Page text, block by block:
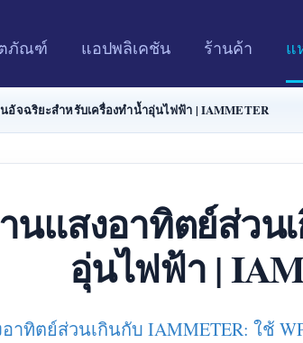
ภัณฑ์ แอปพลิเคชัน ร้านค้า แ
อัจฉริยะสำหรับเครื่องทำน้ำอุ่นไฟฟ้า | IAMMETER
นแสงอาทิตย์ส่วน
อุ่นไฟฟ้า |
ทิตย์ส่วนเกินกับ IAMMETER: ใช้